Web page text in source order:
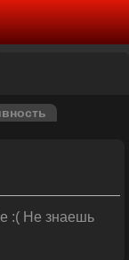
:( Не знаешь